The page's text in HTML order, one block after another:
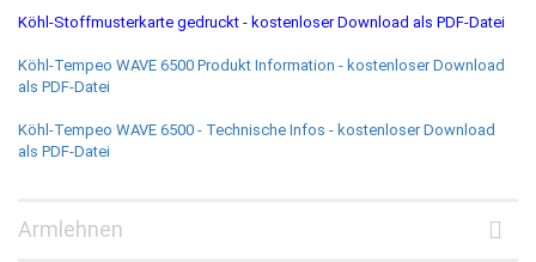
Köhl-Stoffmusterkarte gedruckt - kostenloser Download als PDF-Datei
Köhl-Tempeo WAVE 6500 Produkt Information - kostenloser Download
als PDF-Datei
Köhl-Tempeo WAVE 6500 - Technische Infos - kostenloser Download
als PDF-Datei
Armlehnen